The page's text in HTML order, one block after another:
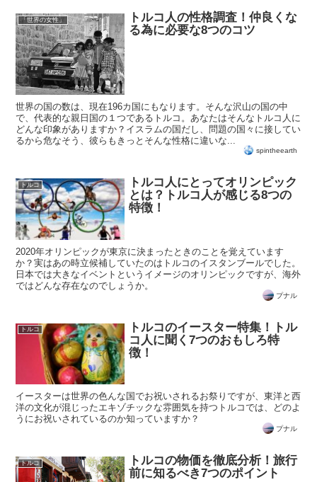
「世界の女性」
トルコ人の性格調査！仲良くな
る為に必要な8つのコツ
世界の国の数は、現在196カ国にもなります。そんな沢山の国の中
で、代表的な親日国の１つであるトルコ。あなたはそんなトルコ人に
どんな印象がありますか？イスラムの国だし、問題の国々に接してい
るから危なそう、彼らもきっとそんな性格に違いな...
spintheearth
トルコ
トルコ人にとってオリンピック
とは？トルコ人が感じる8つの
特徴！
2020年オリンピックが東京に決まったときのことを覚えています
か？実はあの時立候補していたのはトルコのイスタンブールでした。
日本では大きなイベントというイメージのオリンピックですが、海外
ではどんな存在なのでしょうか。
プナル
トルコ
トルコのイースター特集！トル
コ人に聞く7つのおもしろ特
徴！
イースターは世界の色んな国でお祝いされるお祭りですが、東洋と西
洋の文化が混じったエキゾチックな雰囲気を持つトルコでは、どのよ
うにお祝いされているのか知っていますか？
プナル
トルコ
トルコの物価を徹底分析！旅行
前に知るべき7つのポイント